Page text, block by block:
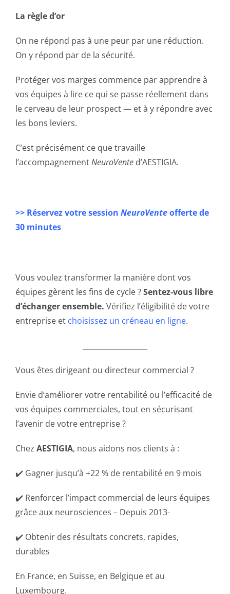
La règle d’or
On ne répond pas à une peur par une réduction.
On y répond par de la sécurité.
Protéger vos marges commence par apprendre à
vos équipes à lire ce qui se passe réellement dans
le cerveau de leur prospect — et à y répondre avec
les bons leviers.
C’est précisément ce que travaille
l’accompagnementNeuroVente d’AESTIGIA.
>> Réservez votre session NeuroVenteofferte de
30 minutes
Vous voulez transformer la manière dont vos
équipes gèrent les fins de cycle ?Sentez-vous libre
d’échanger ensemble. Vérifiez l’éligibilité de votre
entreprise et choisissez un créneau en ligne.
Vous êtes dirigeant ou directeur commercial ?
Envie d’améliorer votre rentabilité ou l’efficacité de
vos équipes commerciales, tout en sécurisant
l’avenir de votre entreprise ?
Chez AESTIGIA, nous aidons nos clients à :
✔️ Gagner jusqu’à +22 % de rentabilité en 9 mois
✔️ Renforcer l’impact commercial de leurs équipes
grâce aux neurosciences – Depuis 2013-
✔️ Obtenir des résultats concrets, rapides,
durables
En France, en Suisse, en Belgique et au
Luxembourg.